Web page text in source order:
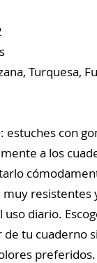
Turquesa,
estuches con
a los
resistentes
diario.
tu cuaderno
preferidos.